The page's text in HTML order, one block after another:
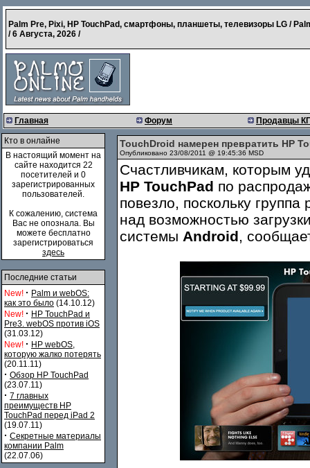
Palm Pre, Pixi, HP TouchPad, смартфоны, планшеты, телевизоры LG /
/6 Августа, 2026 /
Главная Форум Продавцы
Кто в онлайне
В настоящий момент на
сайте находится 22
посетителей и 0
зарегистрированных
пользователей.
К сожалению, система
Вас не опознала. Вы
можете бесплатно
зарегистрироваться
здесь
Последние статьи
New! · Palm и webOS:
как это было (14.10.12)
New! · HP TouchPad и
Pre3. webOS против iOS
(31.03.12)
New! · HP webOS,
которую жалко потерять
(20.11.11)
· Обзор HP TouchPad
(23.07.11)
· 7 главных
преимуществ HP
TouchPad перед iPad 2
(19.07.11)
· Секретные материалы
компании Palm
(22.07.06)
TouchDroid намерен превратить HP
Опубликовано 23/08/2011 @ 19:45:36 MSD
Счастливчикам, которым
HP TouchPad по
повезло, поскольку
над возможностью
системы Android,